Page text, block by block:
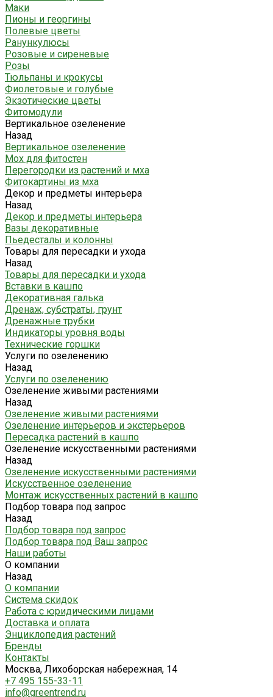
Маки
Пионы и георгины
Полевые цветы
Ранункулюсы
Розовые и сиреневые
Розы
Тюльпаны и крокусы
Фиолетовые и голубые
Экзотические цветы
Фитомодули
Вертикальное озеленение
Назад
Вертикальное озеленение
Мох для фитостен
Перегородки из растений и мха
Фитокартины из мха
Декор и предметы интерьера
Назад
Декор и предметы интерьера
Вазы декоративные
Пьедесталы и колонны
Товары для пересадки и ухода
Назад
Товары для пересадки и ухода
Вставки в кашпо
Декоративная галька
Дренаж, субстраты, грунт
Дренажные трубки
Индикаторы уровня воды
Технические горшки
Услуги по озеленению
Назад
Услуги по озеленению
Озеленение живыми растениями
Назад
Озеленение живыми растениями
Озеленение интерьеров и экстерьеров
Пересадка растений в кашпо
Озеленение искусственными растениями
Назад
Озеленение искусственными растениями
Искусственное озеленение
Монтаж искусственных растений в кашпо
Подбор товара под запрос
Назад
Подбор товара под запрос
Подбор товара под Ваш запрос
Наши работы
О компании
Назад
О компании
Система скидок
Работа с юридическими лицами
Доставка и оплата
Энциклопедия растений
Бренды
Контакты
Москва, Лихоборская набережная, 14
+7 495 155-33-11
info@greentrend.ru